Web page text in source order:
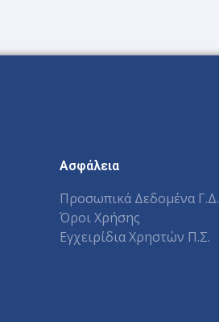
Ασφάλεια
Προσωπικά Δεδομένα Γ.Δ.
Όροι Χρήσης
Εγχειρίδια Χρηστών Π.Σ.